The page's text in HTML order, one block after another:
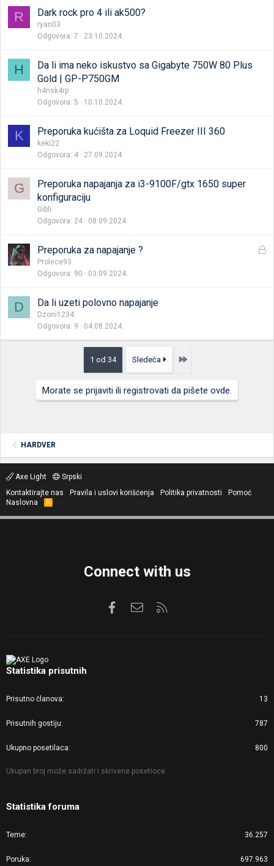
R Dark rock pro 4 ili ak500?
ryan03
Odgovora 7 23.10.2024.
H
Da li ima neko iskustvo sa Gigabyte 750W 80 Plus
Gold | GP-P750GM
h4nsk4rp
Odgovora 5 10.10.2024.
K Preporuka kućišta za Loquid Freezer III 360
keki22
Odgovora 4 27.09.2024.
G
Preporuka napajanja za i3-9100F/gtx 1650 super
konfiguraciju
Gibli
Odgovora 24 08.09.2024.
Z
n
Preporuka za napajanje ?
Prolece93
Odgovora 90 03.09.2024.
D Da li uzeti polovno napajanje
Dzoni1234
Odgovora 9 04.08.2024.
1 od 34 Sledeća Poslednja
Morate se prijaviti ili registrovati da pišete ovde.
HARDVER
Axe Light
Srpski
Kontaktirajte nas
Pravila i uslovi korišćenja Politika privatnosti
Pomoć
Naslovna
R
S
Connect with us
FacebookKontaktirajte nas
Statistika prisutnih
Prisutno članova 13
Prisutnih gostiju 787
Ukupno posetilaca 800
Ukupan broj može sadržati i skrivene posetioce.
Statistika foruma
Teme 36.257
Poruka 697.963